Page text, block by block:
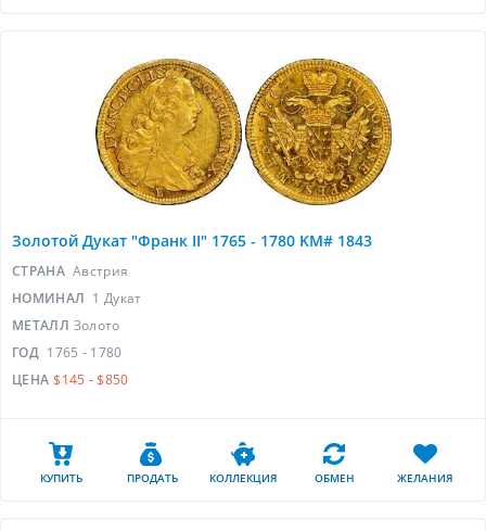
Золотой Дукат "Франк II" 1765 - 1780 KM# 1843
СТРАНА Австрия
НОМИНАЛ 1 Дукат
МЕТАЛЛ Золото
ГОД 1765 - 1780
ЦЕНА $145 - $850
КУПИТЬ ПРОДАТЬ КОЛЛЕКЦИЯ ОБМЕН ЖЕЛАНИЯ